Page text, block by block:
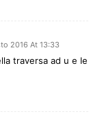
2016 At 13:33
traversa ad u e le